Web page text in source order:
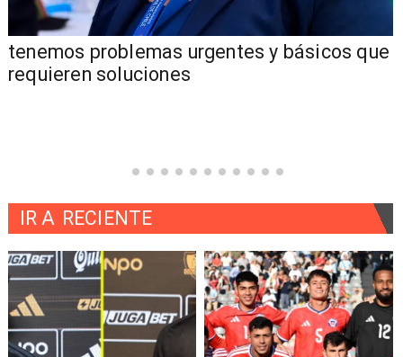
tenemos problemas urgentes y básicos que
requieren soluciones
IR A RECIENTE